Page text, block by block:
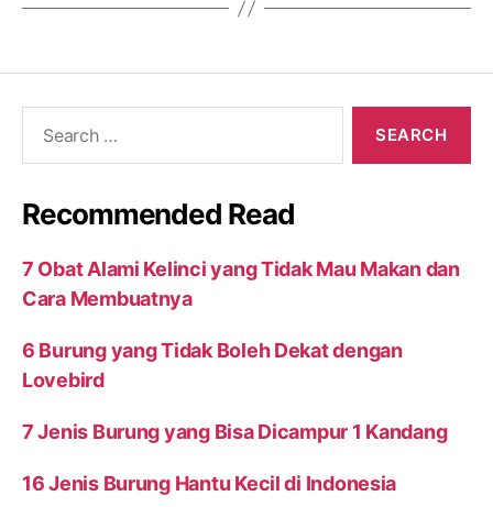
Recommended Read
7 Obat Alami Kelinci yang Tidak Mau Makan dan
Cara Membuatnya
6 Burung yang Tidak Boleh Dekat dengan
Lovebird
7 Jenis Burung yang Bisa Dicampur 1 Kandang
16 Jenis Burung Hantu Kecil di Indonesia